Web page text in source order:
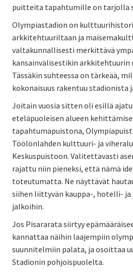
puitteita tapahtumille on tarjolla
Olympiastadion on
arkkitehtuuriltaan ja
valtakunnallisesti merkittävä
kansainvälisestikin
Tässäkin suhteessa on tärkeää,
kokonaisuus rakentuu stadionista
Joitain vuosia sitten oli esillä
eteläpuoleisen alueen
tapahtumapuistona,
Töölönlahden kulttuuri- ja
Keskuspuistoon. Valitettavasti
rajattu niin pieneksi, että nämä
toteutumatta. Ne näyttävät
siihen liittyvän kauppa-, hotelli- ja
jalkoihin.
Jos Pisararata siirtyy
kannattaa näihin laajempiin
suunnitelmiin palata, ja osoittaa
Stadionin pohjoispuolelta.